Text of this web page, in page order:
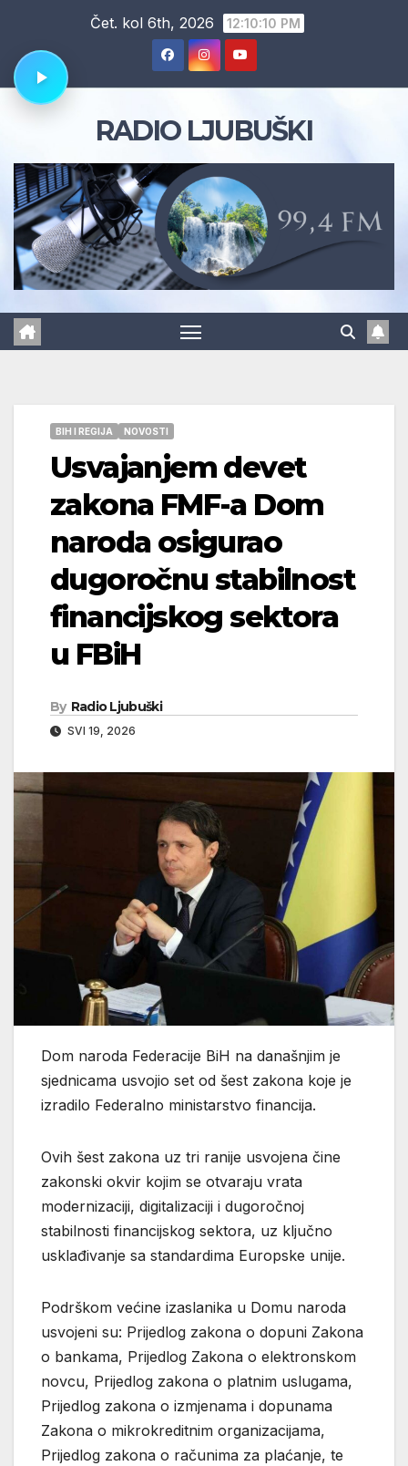
content
Čet. kol 6th, 2026 12:10:11 PM
RADIO LJUBUŠKI
BIH I REGIJA NOVOSTI
Usvajanjem devet
zakona FMF-a Dom
naroda osigurao
dugoročnu stabilnost
financijskog sektora
u FBiH
By Radio Ljubuški
SVI 19, 2026
Dom naroda Federacije BiH na današnjim je
sjednicama usvojio set od šest zakona koje je
izradilo Federalno ministarstvo financija.
Ovih šest zakona uz tri ranije usvojena čine
zakonski okvir kojim se otvaraju vrata
modernizaciji, digitalizaciji i dugoročnoj
stabilnosti financijskog sektora, uz ključno
usklađivanje sa standardima Europske unije.
Podrškom većine izaslanika u Domu naroda
usvojeni su: Prijedlog zakona o dopuni Zakona
o bankama, Prijedlog Zakona o elektronskom
novcu, Prijedlog zakona o platnim uslugama,
Prijedlog zakona o izmjenama i dopunama
Zakona o mikrokreditnim organizacijama,
Prijedlog zakona o računima za plaćanje, te